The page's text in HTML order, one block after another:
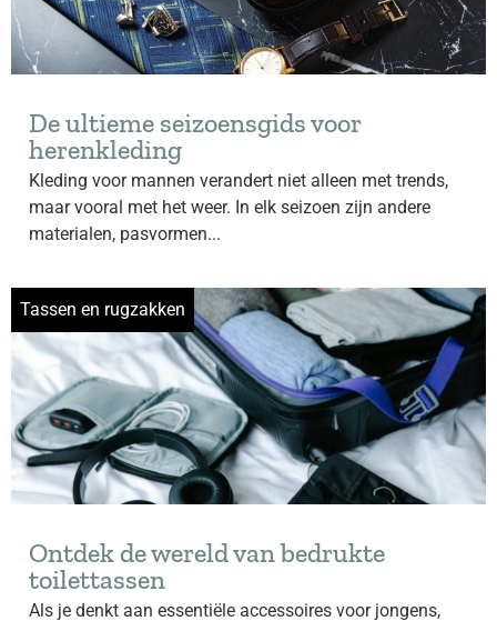
De ultieme seizoensgids voor
herenkleding
Kleding voor mannen verandert niet alleen met trends,
maar vooral met het weer. In elk seizoen zijn andere
materialen, pasvormen...
Tassen en rugzakken
Ontdek de wereld van bedrukte
toilettassen
Als je denkt aan essentiële accessoires voor jongens,